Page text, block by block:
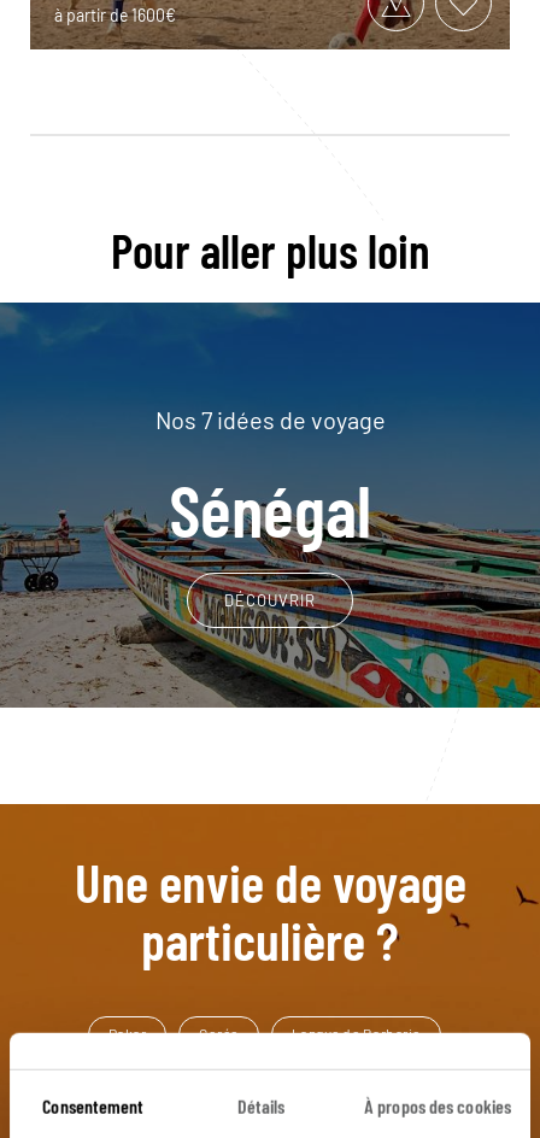
Consentement Détails À propos des cookies
à partir de 1600€
Pour aller plus loin
Nos 7 idées de voyage
Sénégal
DÉCOUVRIR
Une envie de voyage
particulière ?
Dakar Gorée Langue de Barbarie